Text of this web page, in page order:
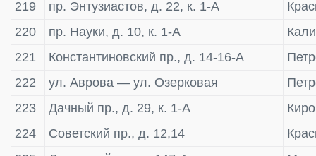
219
пр. Энтузиастов, д. 22, к. 1-А
220
пр. Науки, д. 10, к. 1-А
221
Константиновский пр., д. 14-16-А
222
ул. Аврова — ул. Озерковая
223
Дачный пр., д. 29, к. 1-А
224
Советский пр., д. 12,14